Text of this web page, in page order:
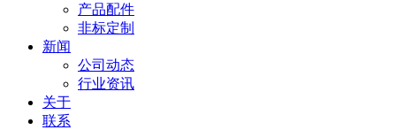
产品配件
非标定制
新闻
公司动态
行业资讯
关于
联系